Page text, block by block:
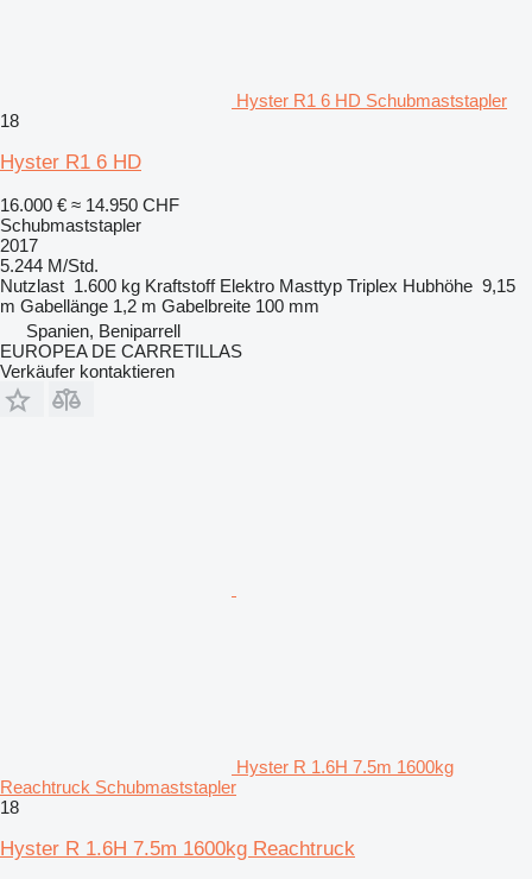
Hyster R1 6 HD Schubmaststapler
18
Hyster R1 6 HD
16.000 € ≈ 14.950 CHF
Schubmaststapler
2017
5.244 M/Std.
Nutzlast 1.600 kg Kraftstoff Elektro Masttyp Triplex Hubhöhe 9,15
m Gabellänge 1,2 m Gabelbreite 100 mm
Spanien, Beniparrell
EUROPEA DE CARRETILLAS
Verkäufer kontaktieren
Hyster R 1.6H 7.5m 1600kg
Reachtruck Schubmaststapler
18
Hyster R 1.6H 7.5m 1600kg Reachtruck